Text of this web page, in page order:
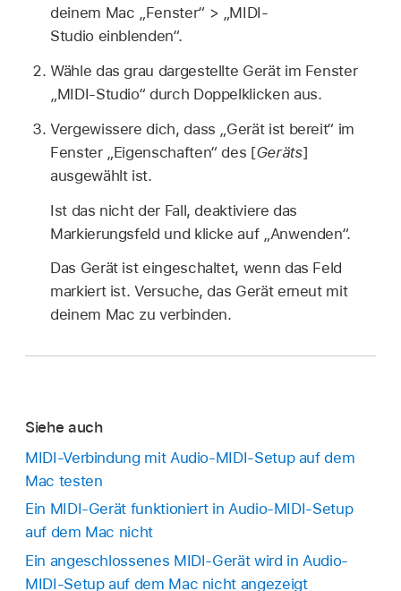
deinem Mac „Fenster“ > „MIDI-
Studio einblenden“.
Wähle das grau dargestellte Gerät im Fenster
„MIDI-Studio“ durch Doppelklicken aus.
Vergewissere dich, dass „Gerät ist bereit“ im
Fenster „Eigenschaften“ des [Geräts]
ausgewählt ist.
Ist das nicht der Fall, deaktiviere das
Markierungsfeld und klicke auf „Anwenden“.
Das Gerät ist eingeschaltet, wenn das Feld
markiert ist. Versuche, das Gerät erneut mit
deinem Mac zu verbinden.
Siehe auch
MIDI-Verbindung mit Audio-MIDI-Setup auf dem
Mac testen
Ein MIDI-Gerät funktioniert in Audio-MIDI-Setup
auf dem Mac nicht
Ein angeschlossenes MIDI-Gerät wird in Audio-
MIDI-Setup auf dem Mac nicht angezeigt